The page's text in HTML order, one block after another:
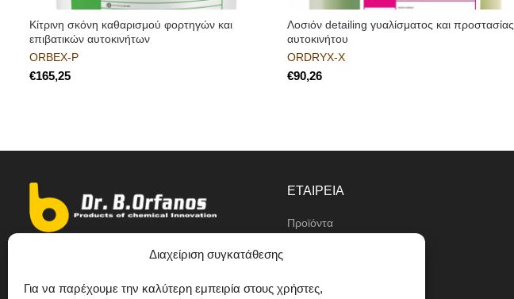
Διαχείριση συγκατάθεσης
Για να παρέχουμε την καλύτερη εμπειρία στους χρήστες,
Κίτρινη σκόνη καθαρισμού φορτηγών και
επιβατικών αυτoκινήτων
ORBEX-P
€
Λοσιόν detailing γυαλίσματος και προστασίας
αυτοκινήτου
ORDRYX-X
€
9ο χλμ Ε.Ο Θεσσαλονίκης/ Κιλκίς,
Διαβατά
ΕΤΑΙΡΕΙΑ
Προϊόντα